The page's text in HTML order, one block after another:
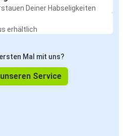
Deiner Habseligkeiten
erhältlich
Mal mit uns?
Service